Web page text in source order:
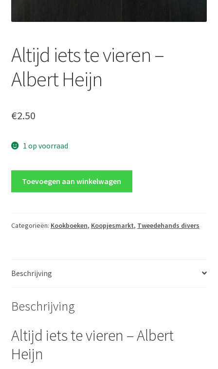
Altijd iets te vieren –
Albert Heijn
€2.50
1 op voorraad
-
Toevoegen aan winkelwagen
Categorieën: Kookboeken, Koopjesmarkt, Tweedehands divers
Beschrijving
Beschrijving
Altijd iets te vieren – Albert
Heijn